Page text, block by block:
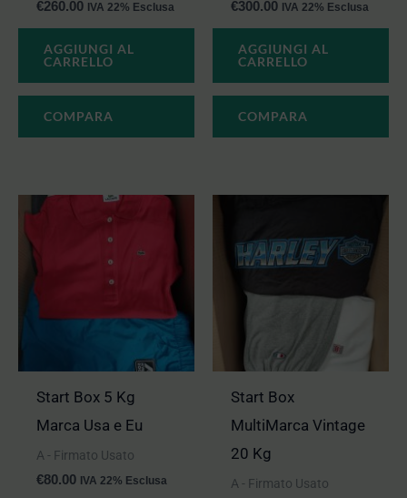
€260.00 IVA 22% Esclusa
AGGIUNGI AL
CARRELLO
COMPARA
€300.00 IVA 22% Esclusa
AGGIUNGI AL
CARRELLO
COMPARA
Start Box 5 Kg
Marca Usa e Eu
A - Firmato Usato
€80.00 IVA 22% Esclusa
Start Box
MultiMarca Vintage
20 Kg
A - Firmato Usato